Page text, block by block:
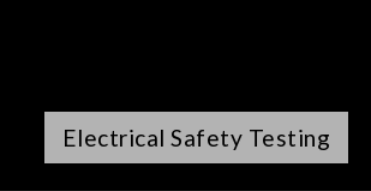
Electrical Safety Testing